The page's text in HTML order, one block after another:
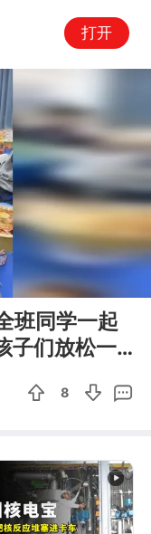
打开
00:16
班同学一起
子们放松一
8